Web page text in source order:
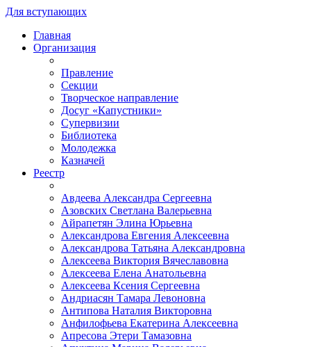
Для вступающих
Главная
Организация
Правление
Секции
Творческое направление
Досуг «Капустники»
Супервизии
Библиотека
Молодежка
Казначей
Реестр
Авдеева Александра Сергеевна
Азовских Светлана Валерьевна
Айрапетян Элина Юрьевна
Александрова Евгения Алексеевна
Александрова Татьяна Александровна
Алексеева Виктория Вячеславовна
Алексеева Елена Анатольевна
Алексеева Ксения Сергеевна
Андриасян Тамара Левоновна
Антипова Наталия Викторовна
Анфилофьева Екатерина Алексеевна
Апресова Этери Тамазовна